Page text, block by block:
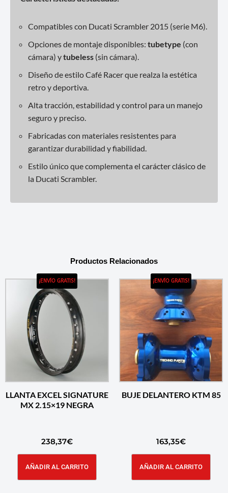
Compatibles con Ducati Scrambler 2015 (serie M6).
Opciones de montaje disponibles: tubetype (con
cámara) ytubeless (sin cámara).
Diseño de estilo Café Racer que realza la estética
retro y deportiva.
Alta tracción, estabilidad y control para un manejo
seguro y preciso.
Fabricadas con materiales resistentes para
garantizar durabilidad y fiabilidad.
Estilo único que complementa el carácter clásico de
la Ducati Scrambler.
Productos Relacionados
¡ENVÍO GRATIS!
LLANTA EXCEL SIGNATURE
MX 2.15×19 NEGRA
238,37€
AÑADIR AL CARRITO
¡ENVÍO GRATIS!
BUJE DELANTERO KTM 85
163,35€
AÑADIR AL CARRITO